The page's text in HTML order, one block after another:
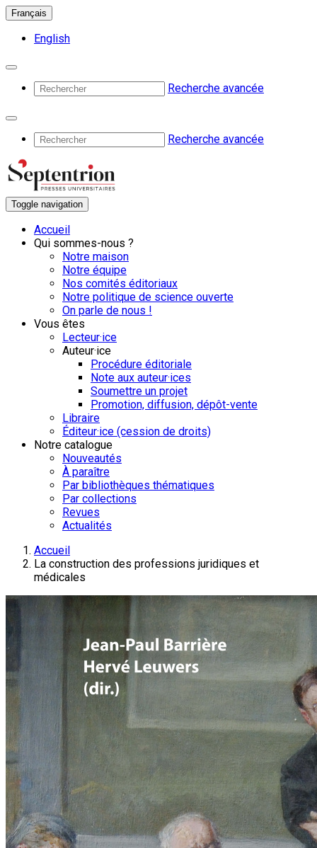
Français
English
Recherche avancée
Recherche avancée
Toggle navigation
Accueil
Qui sommes-nous ?
Notre maison
Notre équipe
Nos comités éditoriaux
Notre politique de science ouverte
On parle de nous !
Vous êtes
Lecteur·ice
Auteur·ice
Procédure éditoriale
Note aux auteur·ices
Soumettre un projet
Promotion, diffusion, dépôt-vente
Libraire
Éditeur·ice (cession de droits)
Notre catalogue
Nouveautés
À paraître
Par bibliothèques thématiques
Par collections
Revues
Actualités
Accueil
La construction des professions juridiques et
médicales